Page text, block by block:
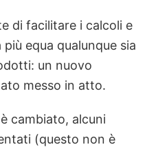
di facilitare i calcoli e
equa qualunque sia
un nuovo
messo in atto.
cambiato, alcuni
(questo non è